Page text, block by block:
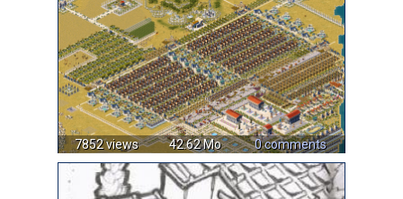
7852 views 42.62 Mo 0 comments